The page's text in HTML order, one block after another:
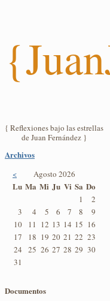
{ Reflexiones bajo las estrellas
de Juan Fernández }
Archivos
< Agosto 2026
Lu Ma Mi Ju Vi Sa Do
1
2
3
4 5 6 7 8
9
10
11 12 13 14 15 16
17
18 19 20 21 22 23
24
25 26 27 28 29 30
31
Documentos